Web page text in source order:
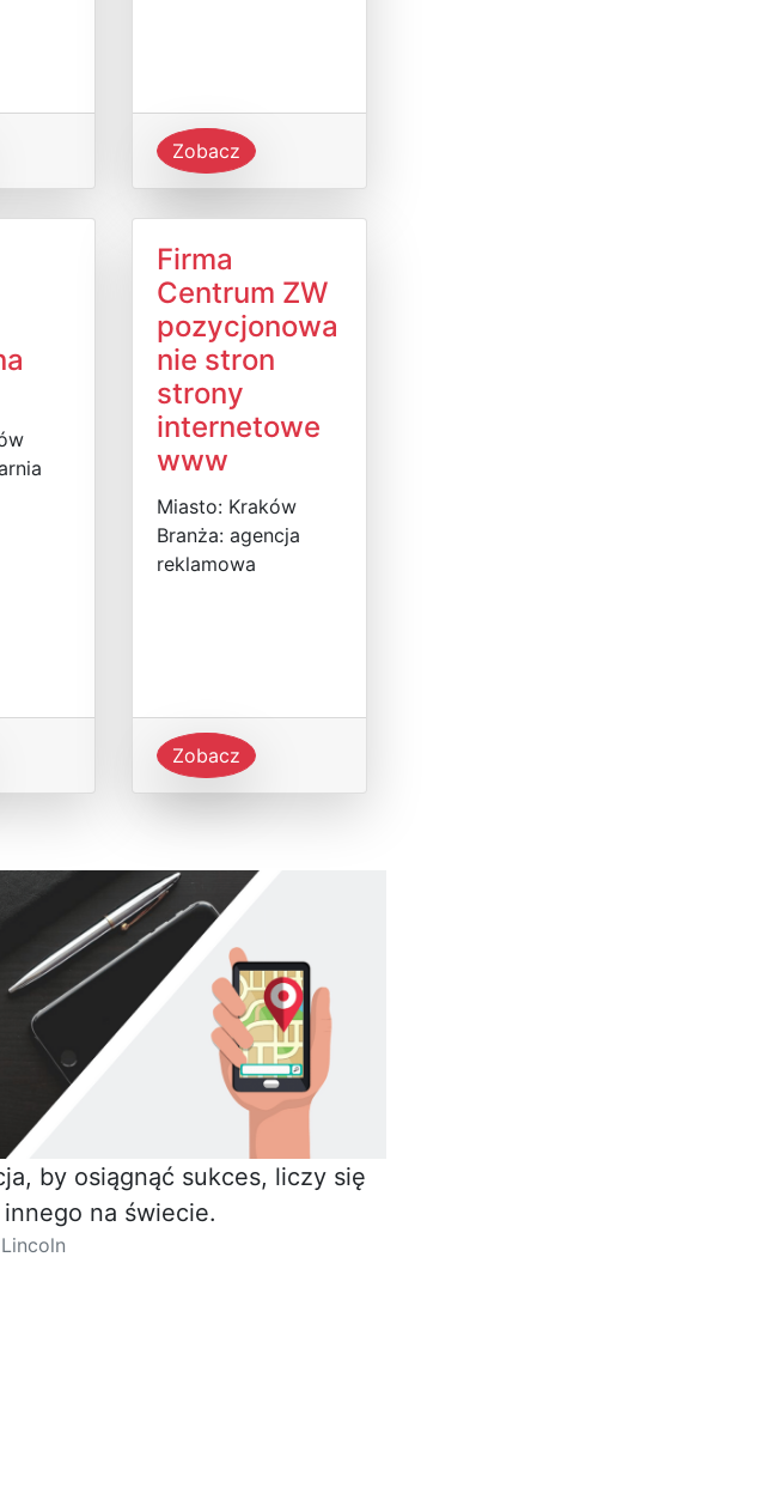
Zobacz
Firma
Centrum ZW
pozycjonowa
nie stron
strony
internetowe
www
Miasto: Kraków
Branża: agencja
reklamowa
Zobacz
by osiągnąć sukces, liczy się
na świecie.